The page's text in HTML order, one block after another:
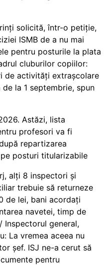
solicită, într-o petiție,
ISMB de a nu mai
pentru posturile la plata
cluburilor copiilor:
de activități extrașcolare
la 1 septembrie, spun
Astăzi, lista
profesori va fi
repartizarea
posturi titularizabile
alți 8 inspectori și
trebuie să returneze
de lei, bani acordați
navetei, timp de
Inspectorul general,
La vremea aceea nu
șef. ISJ ne-a cerut să
pentru